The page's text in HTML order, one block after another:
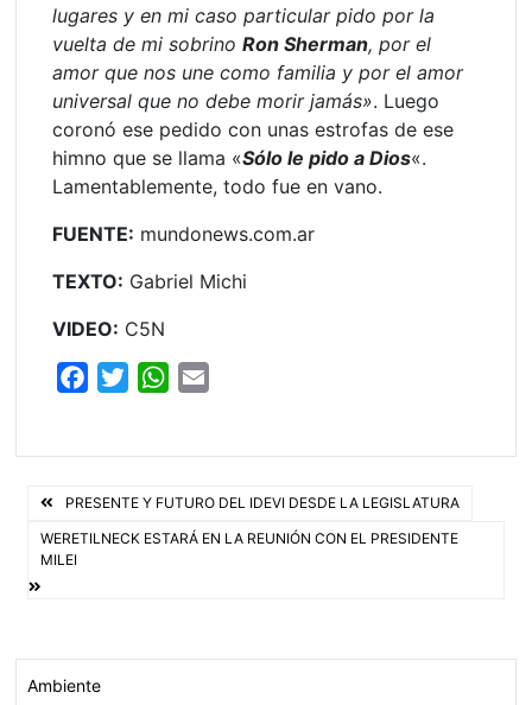
lugares y en mi caso particular pido por la
vuelta de mi sobrinoRon Sherman, por el
amor que nos une como familia y por el amor
universal que no debe morir jamás». Luego
coronó ese pedido con unas estrofas de ese
himno que se llama «Sólo le pido a Dios«.
Lamentablemente, todo fue en vano.
FUENTE: mundonews.com.ar
TEXTO: Gabriel Michi
VIDEO: C5N
b
o
t
e
W
s
A
l
Navegación
de
entradas
PRESENTE Y FUTURO DEL IDEVI DESDE LA LEGISLATURA
WERETILNECK ESTARÁ EN LA REUNIÓN CON EL PRESIDENTE
MILEI
Ambiente